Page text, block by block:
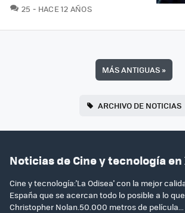
25 COMENTARIOS
HACE 12 AÑOS
MÁS ANTIGUAS»
ARCHIVO DE NOTICIAS
Noticias de Cine y tecnología en
Cine y tecnología:'La Odisea' con la mejor
España que se acercan todo lo posible a lo
Christopher Nolan.50.000 metros de película...